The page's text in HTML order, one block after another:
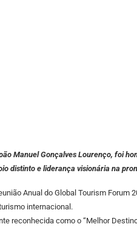
Manuel Gonçalves Lourenço, foi
distinto e liderança visionária na
Anual do Global Tourism
internacional.
reconhecida como o “Melhor